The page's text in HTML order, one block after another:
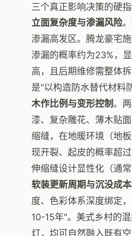
三个真正影响决策的硬
立面复杂度与渗漏风险
渗漏高发区。腾龙豪宅
渗漏的概率约为23%，
高，且后期维修需整体
是"以构造防水替代材料
木作比例与变形控制。
漆、复杂雕花、薄木贴
缩缝，在地暖环境（地
现开裂、起皮的概率超
伸缩缝设计显性化（通
软装更新周期与沉没成本
度、色彩体系深度绑定
10-15年"。美式乡村的
灯，均可自然融入既有